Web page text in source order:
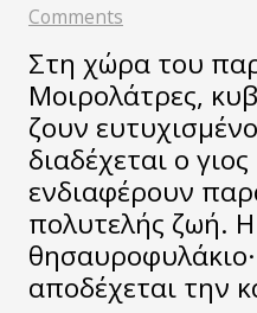
Comments
Στη χώρα του
Μοιρολάτρες,
ζουν
διαδέχεται ο
ενδιαφέρουν
πολυτελής ζωή.
αποδέχεται την